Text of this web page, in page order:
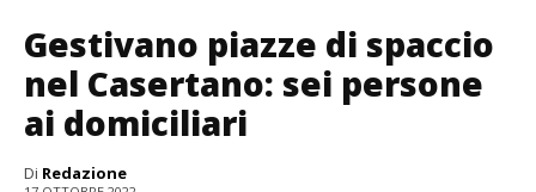
Gestivano piazze di spaccio
nel Casertano: sei persone
ai domiciliari
Di Redazione